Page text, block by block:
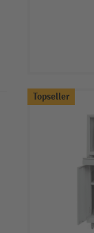
Topseller